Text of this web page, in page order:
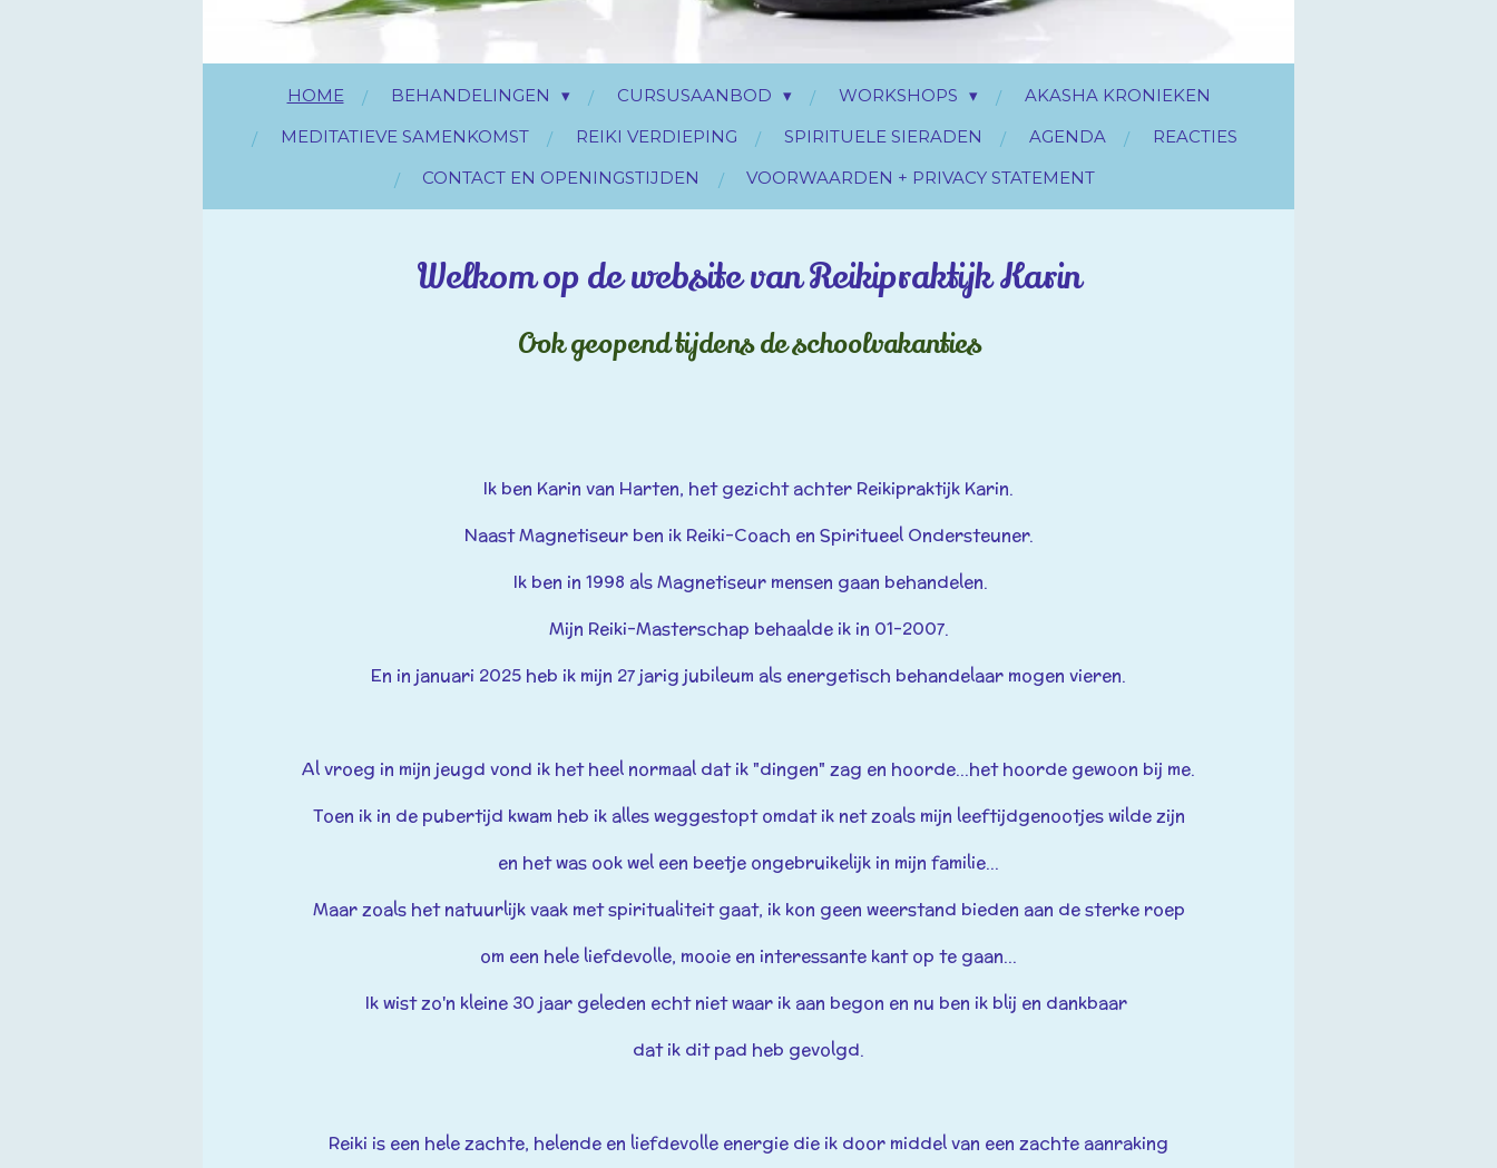
HOME BEHANDELINGEN CURSUSAANBOD WORKSHOPS
AKASHA KRONIEKEN
MEDITATIEVE SAMENKOMST
REIKI VERDIEPING SPIRITUELE SIERADEN AGENDA
REACTIES
CONTACT EN OPENINGSTIJDEN
VOORWAARDEN + PRIVACY STATEMENT
Welkom op de website van Reikipraktijk Karin
Ook geopend tijdens de schoolvakanties
Ik ben Karin van Harten, het gezicht achter Reikipraktijk Karin.
Naast Magnetiseur ben ik Reiki-Coach en Spiritueel Ondersteuner.
Ik ben in 1998 als Magnetiseur mensen gaan behandelen.
Mijn Reiki-Masterschap behaalde ik in 01-2007.
En in januari 2025 heb ik mijn 27 jarig jubileum als energetisch behandelaar mogen vieren.
Al vroeg in mijn jeugd vond ik het heel normaal dat ik "dingen" zag en hoorde...het hoorde gewoon bij me.
Toen ik in de pubertijd kwam heb ik alles weggestopt omdat ik net zoals mijn leeftijdgenootjes wilde zijn
en het was ook wel een beetje ongebruikelijk in mijn familie...
Maarzoals het natuurlijk vaak met spiritualiteit gaat, ik kon geen weerstand bieden aan de sterke roep
om een hele liefdevolle, mooie en interessante kant op te gaan...
Ik wist zo'n kleine 30 jaar geleden echt niet waar ik aan begon en nu ben ik blij en dankbaar
dat ik dit pad heb gevolgd.
Reiki is een hele zachte, helende en liefdevolle energie die ik door middel van een zachte aanraking